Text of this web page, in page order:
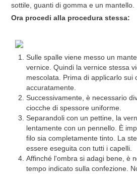
sottile, guanti di gomma e un mantello.
Ora procedi alla procedura stessa:
Sulle spalle viene messo un
vernice. Quindi la vernice stessa
mescolata. Prima di applicarlo sui
accuratamente.
Successivamente, è necessario
ciocche di spessore uniforme.
Separandoli con un pettine, la
lentamente con un pennello. È
filo sia completamente tinto. La
essere eseguita con tutti i capelli.
Affinché l'ombra si adagi bene, è
tempo indicato sulla confezione.